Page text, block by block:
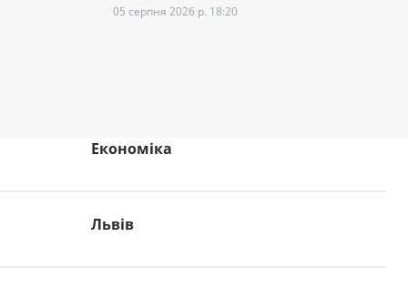
05 серпня 2026 р. 18:20
Економіка
Львів